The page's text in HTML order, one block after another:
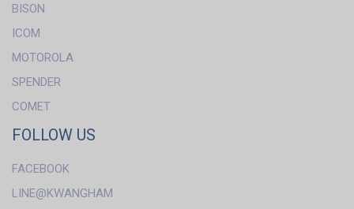
BISON
ICOM
MOTOROLA
SPENDER
COMET
FOLLOW US
FACEBOOK
LINE@KWANGHAM